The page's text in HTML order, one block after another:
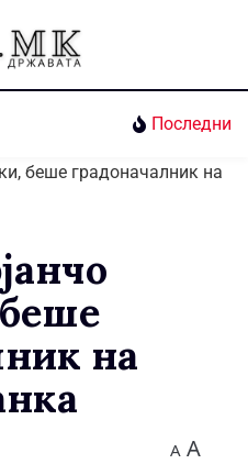
Последни
на
A A